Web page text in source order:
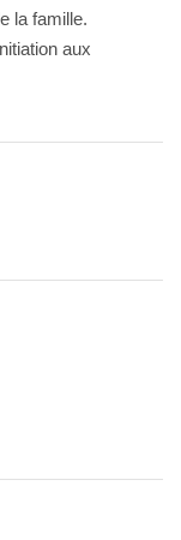
la famille.
aux